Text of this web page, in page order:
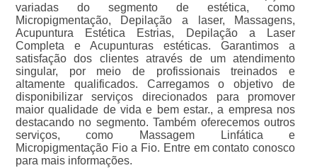
variadas do segmento de estética, como
Micropigmentação, Depilação a laser, Massagens,
Acupuntura Estética Estrias, Depilação a Laser
Completa e Acupunturas estéticas. Garantimos a
satisfação dos clientes através de um atendimento
singular, por meio de profissionais treinados e
altamente qualificados. Carregamos o objetivo de
disponibilizar serviços direcionados para promover
maior qualidade de vida e bem estar., a empresa nos
destacando no segmento. Também oferecemos outros
serviços, como Massagem Linfática e
Micropigmentação Fio a Fio. Entre em contato conosco
para mais informações.